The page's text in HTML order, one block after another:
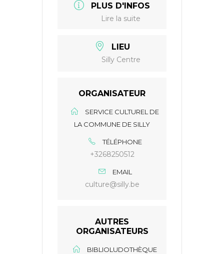
PLUS D'INFOS
Lire la suite
LIEU
Silly Centre
ORGANISATEUR
SERVICE CULTUREL DE
LA COMMUNE DE SILLY
TÉLÉPHONE
+3268250512
EMAIL
culture@silly.be
AUTRES
ORGANISATEURS
BIBLIOLUDOTHÈQUE